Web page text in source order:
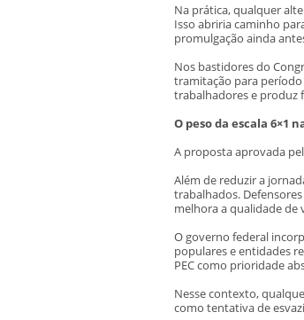
Na prática, qualquer
Isso abriria caminho
promulgação ainda
Nos bastidores do
tramitação para
trabalhadores e produz
O peso da escala 6×1
A proposta aprovada
Além de reduzir a
trabalhados.
melhora a qualidade de
O governo federal
populares e entidades
PEC como prioridade
Nesse contexto,
como tentativa de